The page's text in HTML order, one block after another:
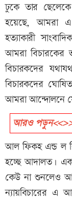
ঢুকে তার
হয়েছে, আমরা এ
হত্যাকারী
আমরা বিচারকের
বিচারকদের
বিচারকদের
আমরা আন্দোলনে
আরও
আল ফিকহ এন্ড ল
হচ্ছে আদালত।
কেউ না শুনলেও
ন্যায়বিচারের এ